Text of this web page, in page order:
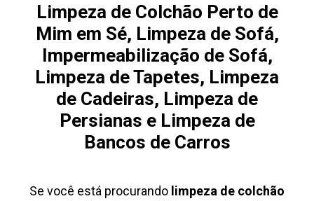
Limpeza de Colchão Perto de
Mim em Sé, Limpeza de Sofá,
Impermeabilização de Sofá,
Limpeza de Tapetes, Limpeza
de Cadeiras, Limpeza de
Persianas e Limpeza de
Bancos de Carros
Se você está procurando limpeza de colchão